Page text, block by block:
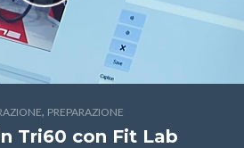
, PREPARAZIONE
Tri60 con Fit Lab